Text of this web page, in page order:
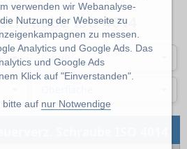
verwenden wir Webanalyse-
Nutzung der Webseite zu
zu messen.
Analytics und Google Ads. Das
und Google Ads
Klick auf "Einverstanden".
bitte auf nur Notwendige
ISO 4014
Länge